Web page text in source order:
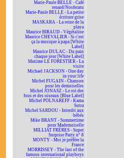
Marie-Paule BELLE - Café
renard/Nosferatu
Marie-Paule BELLE - La petite
écriture grise
MASKARA - La reine de la
playa
Maurice BIRAUD - Végétaline
Maurice CHEVALIER - Si c'est
ça la musique à papa [White
Label]
Maurice DULAC - Du pain
chaque jour [White Label]
Maxime LE FORESTIER - La
visite
Michael JACKSON - One day
in your life
Michel FUGAIN - Chanson
pour les demoiselles
Michel JONASZ - Le roi des
fous et des oiseaux [Blue Label]
Michel POLNAREFF - Kama
Sutra
Michel SARDOU - Interdit aux
bébés
Mike BRANT - Summertime
pour Mademoiselle
MILLIAT FRÈRES - Super
Surprise Party n° 8
MONTY - Moi je préfère la
France
MORRISSEY - The last of the
famous international playboys